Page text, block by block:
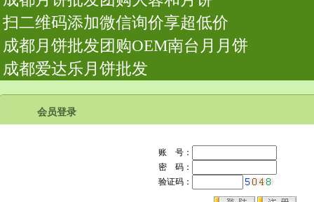
扫二维码添加微信询价享超低价
成都月饼批发团购OEM南台月月饼
成都爱达乐月饼批发
会员登录
账 号：
密 码：
验证码：